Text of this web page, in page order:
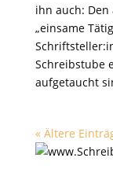
ihn auch: Den
„einsame
Schreibstube
aufgetaucht
« Ältere